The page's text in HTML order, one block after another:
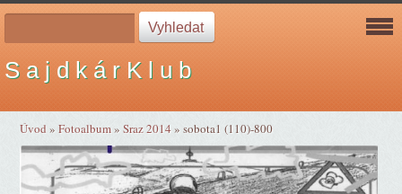
S a j d k á r K l u b
Úvod »Fotoalbum»Sraz 2014»sobota1 (110)-800